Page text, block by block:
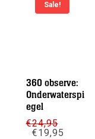
Sale!
360 observe:
Onderwaterspi
egel
€24,95
Oorspronkelijke
€19,95